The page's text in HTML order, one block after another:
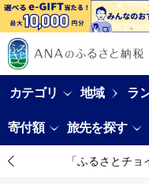
カテゴリ 地域 ラ
寄付額 旅先を探す
「ふるさとチ